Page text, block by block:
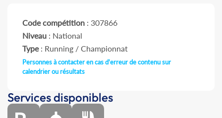
Code compétition : 307866
Niveau : National
Type: Running / Championnat
Personnes à contacter en cas d'erreur de contenu sur
calendrier ou résultats
Services disponibles